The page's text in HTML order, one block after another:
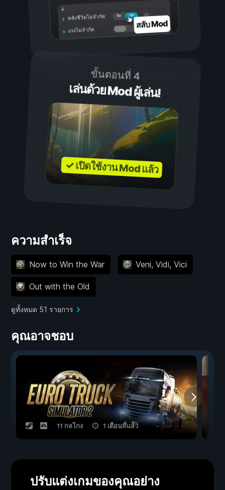
เปิด
ปิด
พลังชีวิตไม่จำกัด
แรงไม่จำกัด สลับ Mod
ขั้นตอนที่ 4
เล่นด้วย Mod ผู้เล่น!
✓ เปิดใช้งาน Mod แล้ว
ความสำเร็จ
Now to Win the War Veni, Vidi, Vici
Out with the Old
ดูทั้งหมด 51 รายการ
คุณอาจชอบ
11 กลโกง 1 เดือนที่แล้ว
ปรับแต่งเกมของคุณอย่าง